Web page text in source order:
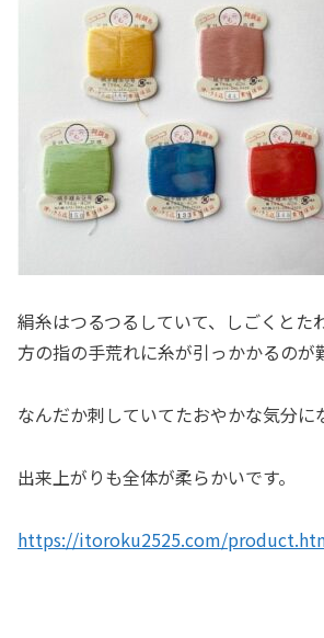
絹糸はつるつるしていて、しごくとた
方の指の手荒れに糸が引っかかるのが
なんだか刺していてたおやかな気分に
出来上がりも全体が柔らかいです。
https://itoroku2525.com/